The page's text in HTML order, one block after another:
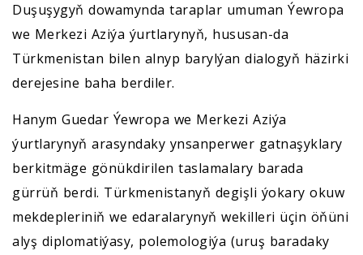
Duşuşygyň dowamynda taraplar umuman Ýewropa
we Merkezi Aziýa ýurtlarynyň, hususan-da
Türkmenistan bilen alnyp barylýan dialogyň häzirki
derejesine baha berdiler.
Hanym Guedar Ýewropa we Merkezi Aziýa
ýurtlarynyň arasyndaky ynsanperwer gatnaşyklary
berkitmäge gönükdirilen taslamalary barada
gürrüň berdi. Türkmenistanyň degişli ýokary okuw
mekdepleriniň we edaralarynyň wekilleri üçin öňüni
alyş diplomatiýasy, polemologiýa (uruş baradaky